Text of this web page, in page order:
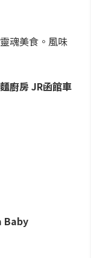
魂美食。風味
廚房 JR函館車
Baby